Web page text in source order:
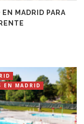
MADRID PARA
EN MADRID